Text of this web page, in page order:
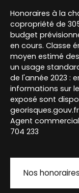
Honoraires à la
copropriété de
budget
en cours. Classe
moyen estimé
un usage
de l'année 2023 :
informations sur
exposé sont
Agent commercial
704 233
Nos honoraires